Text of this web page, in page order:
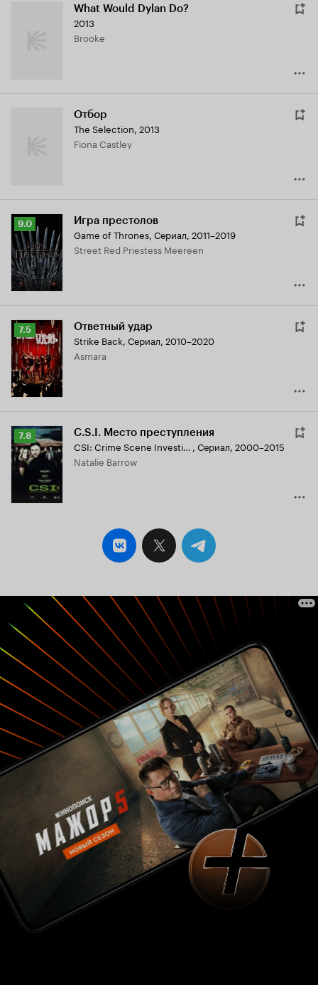
What Would Dylan Do?
2013
Brooke
Отбор
The Selection, 2013
Fiona Castley
Рейтинг
Кинопоиска
9.0
9.0 Игра престолов
Game of Thrones, Сериал, 2011–2019
Street Red Priestess Meereen
Рейтинг
Кинопоиска
7.5
7.5 Ответный удар
Strike Back, Сериал, 2010–2020
Asmara
Рейтинг
Кинопоиска
7.8
7.8 C.S.I. Место преступления
CSI: Crime Scene Investigation , Сериал, 2000–2015
Natalie Barrow